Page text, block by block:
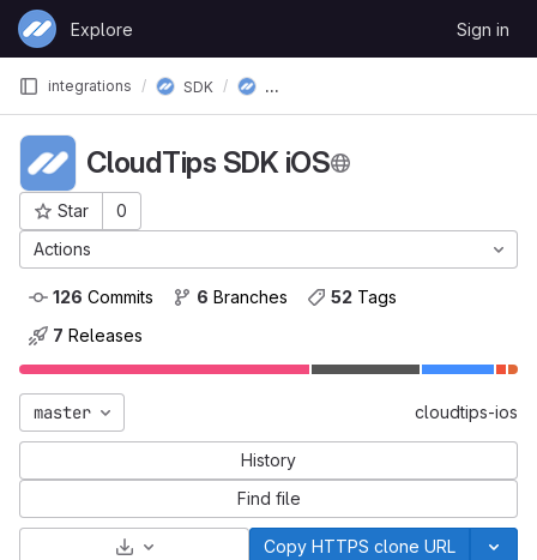
Skip to content
GitLab
Explore Sign in
integrations SDK
CloudTips SDK iOS
Star
0
Project ID: 47
Actions
126 Commits 6 Branches 52 Tags
7 Releases
master cloudtips-ios
History
Find file
Select Archive FormatCopy HTTPS clone URL